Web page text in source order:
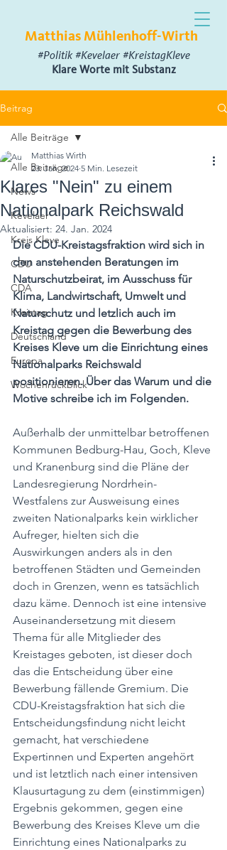
Matthias Mühlenhoff-Wirth
#Politik #Kevelaer #KreistagKleve
Klare Worte mit Substanz
Beitrag
Alle Beiträge
News
Kevelaer
Kreis Kleve
CDU
CDA
Kreistag
Deutschland
Europa
Wochenrückblick
Alle Beiträge
Klares "Nein" zu einem
Nationalpark Reichswald
Matthias Wirth
23. Jan. 2024 5 Min. Lesezeit
Aktualisiert: 24. Jan. 2024
Die CDU-Kreistagsfraktion wird sich in
den anstehenden Beratungen im
Naturschutzbeirat, im Ausschuss für
Klima, Landwirtschaft, Umwelt und
Naturschutz und letzlich auch im
Kreistag gegen die Bewerbung des
Kreises Kleve um die Einrichtung eines
Nationalparks Reichswald
positionieren. Über das Warum und die
Motive schreibe ich im Folgenden.
Außerhalb der unmittelbar betroffenen
Kommunen Bedburg-Hau, Goch, Kleve
und Kranenburg sind die Pläne der
Landesregierung Nordrhein-
Westfalens zur Ausweisung eines
zweiten Nationalparks kein wirklicher
Aufreger, hielten sich die
Auswirkungen anders als in den
betroffenen Städten und Gemeinden
doch in Grenzen, wenn es tatsächlich
dazu käme. Dennoch ist eine intensive
Auseinandersetzung mit diesem
Thema für alle Mitglieder des
Kreistages geboten, ist dieser doch
das die Entscheidung über eine
Bewerbung fällende Gremium. Die
CDU-Kreistagsfraktion hat sich die
Entscheidungsfindung nicht leicht
gemacht, hat verschiedene
Expertinnen und Experten angehört
und ist letztlich nach einer intensiven
Klausurtagung zu dem (einstimmigen)
Ergebnis gekommen, gegen eine
Bewerbung des Kreises Kleve um die
Einrichtung eines Nationalparks zu